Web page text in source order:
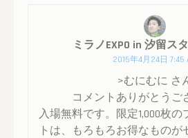
ミラノEXPO in 汐留ス
2015年4月24日 7:45
>むにむに さ
コメントありがとうご
入場無料です。限定1,000枚の
トは、もろもろお得なものが